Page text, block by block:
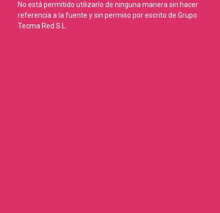
No está permitido utilizarlo de ninguna manera sin hacer
referencia a la fuente y sin permiso por escrito de Grupo
Tecma Red S.L.